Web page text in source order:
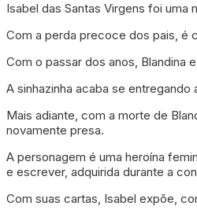
Isabel das Santas Virgens foi
Com a perda precoce dos pais, é
Com o passar dos anos, Blandina
A sinhazinha acaba se
Mais adiante, com a morte de
novamente presa.
A personagem é uma heroína
e escrever, adquirida durante a
Com suas cartas, Isabel expõe,